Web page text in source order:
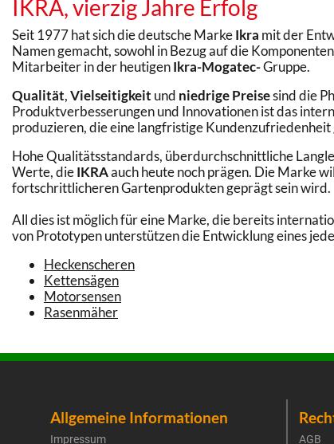
IKRA, vierzig Jahre Erfolg
Seit 1977 hat sich die deutsche MarkeIkra mit der
Namen gemacht, sowohl in Bezug auf die
Mitarbeiter in der heutigenIkra-Mogatec-Gruppe.
Qualität,Vielseitigkeit und niedrige Preisesind die
Produktverbesserungen und Innovationen ist das
produzieren, die eine langfristige
Hohe Qualitätsstandards, überdurchschnittliche
Werte, dieIKRAauch heute noch prägen. Die Marke
fortschrittlicheren Gartenprodukten geprägt sein wird.
All dies ist möglich für eine Marke, die bereits
von Prototypen unterstützen die Entwicklung eines
Heckenscheren
Kettensägen
Motorsensen
Rasenmäher
Allgemeine Informationen
Impressum
AGB